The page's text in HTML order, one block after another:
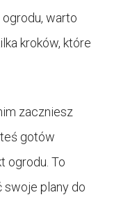
warto
kroków, które
zaczniesz
gotów
ogrodu. To
plany do